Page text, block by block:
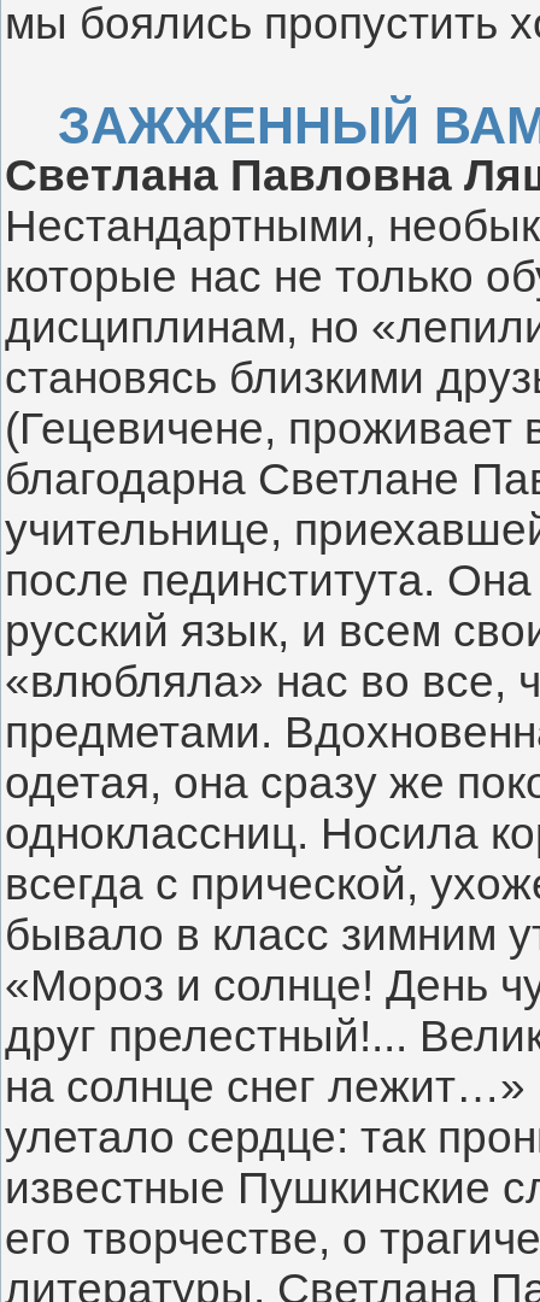
мы боялись пропустить
ЗАЖЖЕННЫЙ
Светлана Павловна
Нестандартными,
которые нас не только
дисциплинам, но
становясь близкими
(Гецевичене, проживает
благодарна Светлане
учительнице,
после пединститута.
русский язык, и всем
«влюбляла» нас во все,
предметами.
одетая, она сразу же
одноклассниц. Носила
всегда с прической,
бывало в класс зимним
«Мороз и солнце! День
друг прелестный!...
на солнце снег
улетало сердце: так
известные Пушкинские
его творчестве, о
литературы. Светлана